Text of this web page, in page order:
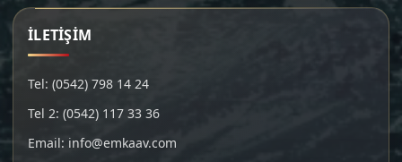
İLETİŞİM
Tel: (0542) 798 14 24
Tel 2: (0542) 117 33 36
Email: info@emkaav.com